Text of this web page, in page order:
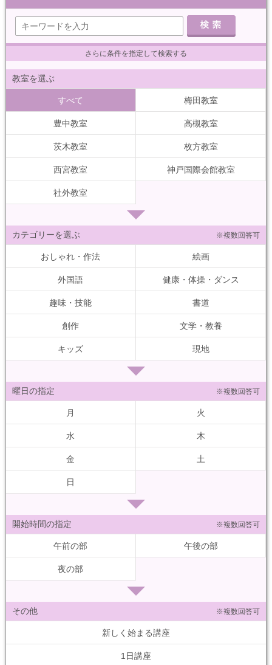
さらに条件を指定して検索する
教室を選ぶ
すべて 梅田教室
豊中教室 高槻教室
茨木教室 枚方教室
西宮教室 神戸国際会館教室
社外教室
カテゴリーを選ぶ ※複数回答可
おしゃれ・作法 絵画
外国語 健康・体操・ダンス
趣味・技能 書道
創作 文学・教養
キッズ 現地
曜日の指定 ※複数回答可
月 火
水 木
金 土
日
開始時間の指定 ※複数回答可
午前の部 午後の部
夜の部
その他 ※複数回答可
新しく始まる講座
1日講座